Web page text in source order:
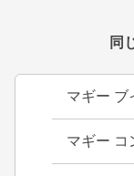
同
マギー ブ
マギー コ